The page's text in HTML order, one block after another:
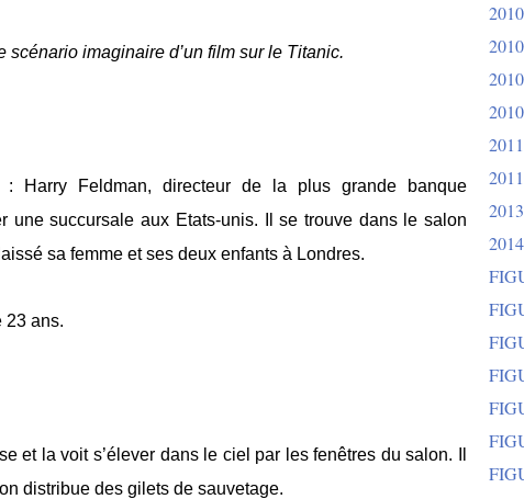
scénario imaginaire d’un film sur le Titanic.
: Harry Feldman, directeur de la plus grande banque
une succursale aux Etats-unis. Il se trouve dans le salon
sa femme et ses deux enfants à Londres.
23 ans.
et la voit s’élever dans le ciel par les fenêtres du salon. Il
distribue des gilets de sauvetage.